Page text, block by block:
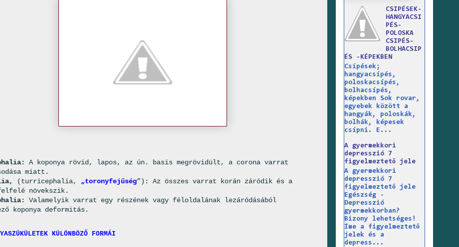
A koponya rövid, lapos, az ún. basis megrövidült, a corona varrat
miatt.
(turricephalia, „toronyfejűség”): Az összes varrat korán záródik és a
növekszik.
Valamelyik varrat egy részének vagy féloldalának lezáródásából
koponya deformitás.
KÜLÖNBÖZŐ FORMÁI
CSIPÉSEK-
HANGYACSI
PÉS-
POLOSKA
CSIPÉS-
BOLHACSIP
ÉS -KÉPEKBEN
Csípések;
hangyacsípés,
poloskacsípés,
bolhacsípés,
képekben Sok rovar,
egyebek között a
hangyák, poloskák,
bolhák, képesek
csípni. E...
A gyermekkori
depresszió 7
figyelmeztető jele
A gyermekkori
depresszió 7
figyelmeztető jele
Egészség -
Depresszió
gyermekkorban?
Bizony lehetséges!
Íme a figyelmeztető
jelek és a
depress...